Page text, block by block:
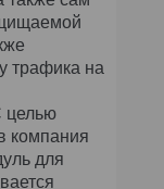
трафика на
целью
компания
для